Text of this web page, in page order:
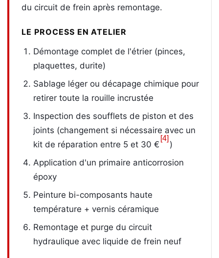
du circuit de frein après remontage.
LE PROCESS EN ATELIER
Démontage complet de l'étrier (pinces,
plaquettes, durite)
Sablage léger ou décapage chimique pour
retirer toute la rouille incrustée
Inspection des soufflets de piston et des
joints (changement si nécessaire avec un
kit de réparation entre 5 et 30 €
[4]
)
Application d'un primaire anticorrosion
époxy
Peinture bi-composants haute
température + vernis céramique
Remontage et purge du circuit
hydraulique avec liquide de frein neuf